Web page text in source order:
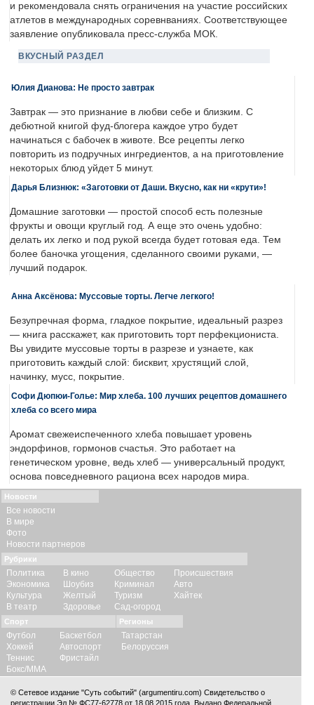
и рекомендовала снять ограничения на участие российских
атлетов в международных соревнваниях. Соответствующее
заявление опубликовала пресс-служба МОК.
ВКУСНЫЙ РАЗДЕЛ
Юлия Дианова: Не просто завтрак
Завтрак — это признание в любви себе и близким. С
дебютной книгой фуд-блогера каждое утро будет
начинаться с бабочек в животе. Все рецепты легко
повторить из подручных ингредиентов, а на приготовление
некоторых блюд уйдет 5 минут.
Дарья Близнюк: «Заготовки от Даши. Вкусно, как ни «крути»!
Домашние заготовки — простой способ есть полезные
фрукты и овощи круглый год. А еще это очень удобно:
делать их легко и под рукой всегда будет готовая еда. Тем
более баночка угощения, сделанного своими руками, —
лучший подарок.
Анна Аксёнова: Муссовые торты. Легче легкого!
Безупречная форма, гладкое покрытие, идеальный разрез
— книга расскажет, как приготовить торт перфекциониста.
Вы увидите муссовые торты в разрезе и узнаете, как
приготовить каждый слой: бисквит, хрустящий слой,
начинку, мусс, покрытие.
Софи Дюпюи-Голье: Мир хлеба. 100 лучших рецептов домашнего
хлеба со всего мира
Аромат свежеиспеченного хлеба повышает уровень
эндорфинов, гормонов счастья. Это работает на
генетическом уровне, ведь хлеб — универсальный продукт,
основа повседневного рациона всех народов мира.
Новости
Все новости
В мире
Фото
Новости партнеров
Рубрики
Политика
Экономика
Культура
В театр
В кино
Шоубиз
Желтый
Здоровье
Общество
Криминал
Туризм
Сад-огород
Происшествия
Авто
Хайтек
Спорт
Футбол
Хоккей
Теннис
Бокс/ММА
Баскетбол
Автоспорт
Фристайл
Регионы
Татарстан
Белоруссия
© Сетевое издание "Суть событий" (argumentiru.com) Свидетельство о
регистрации Эл № ФС77-62778 от 18.08.2015 года. Выдано Федеральной